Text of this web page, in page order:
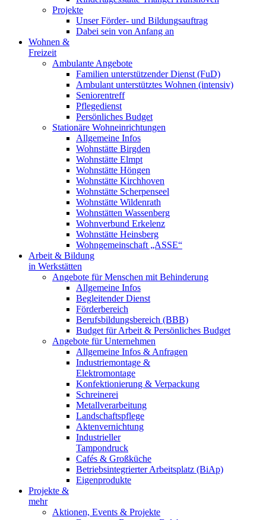
Projekte
Unser Förder- und Bildungsauftrag
Dabei sein von Anfang an
Wohnen &
Freizeit
Ambulante Angebote
Familien unterstützender Dienst (FuD)
Ambulant unterstütztes Wohnen (intensiv)
Seniorentreff
Pflegedienst
Persönliches Budget
Stationäre Wohneinrichtungen
Allgemeine Infos
Wohnstätte Birgden
Wohnstätte Elmpt
Wohnstätte Höngen
Wohnstätte Kirchhoven
Wohnstätte Scherpenseel
Wohnstätte Wildenrath
Wohnstätten Wassenberg
Wohnverbund Erkelenz
Wohnstätte Heinsberg
Wohngemeinschaft „ASSE“
Arbeit & Bildung
in Werkstätten
Angebote für Menschen mit Behinderung
Allgemeine Infos
Begleitender Dienst
Förderbereich
Berufsbildungsbereich (BBB)
Budget für Arbeit & Persönliches Budget
Angebote für Unternehmen
Allgemeine Infos & Anfragen
Industriemontage &
Elektromontage
Konfektionierung & Verpackung
Schreinerei
Metallverarbeitung
Landschaftspflege
Aktenvernichtung
Industrieller
Tampondruck
Cafés & Großküche
Betriebsintegrierter Arbeitsplatz (BiAp)
Eigenprodukte
Projekte &
mehr
Aktionen, Events & Projekte